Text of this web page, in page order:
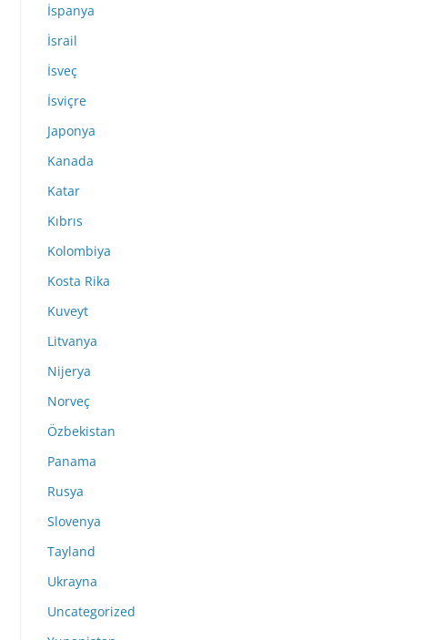
İspanya
İsrail
İsveç
İsviçre
Japonya
Kanada
Katar
Kıbrıs
Kolombiya
Kosta Rika
Kuveyt
Litvanya
Nijerya
Norveç
Özbekistan
Panama
Rusya
Slovenya
Tayland
Ukrayna
Uncategorized